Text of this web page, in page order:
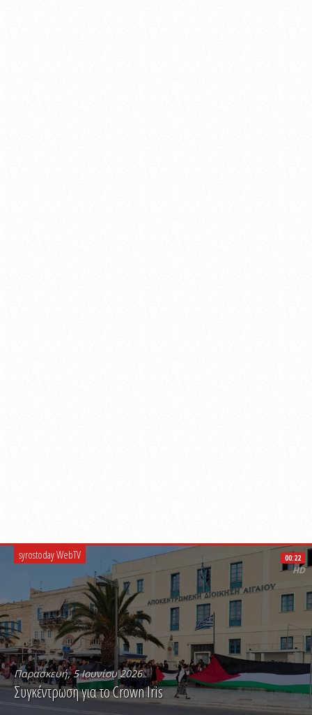
syrostoday WebTV
Παρασκευή, 5 Ιουνίου 2026
Συγκέντρωση για το Crown Iris
00:22
HD